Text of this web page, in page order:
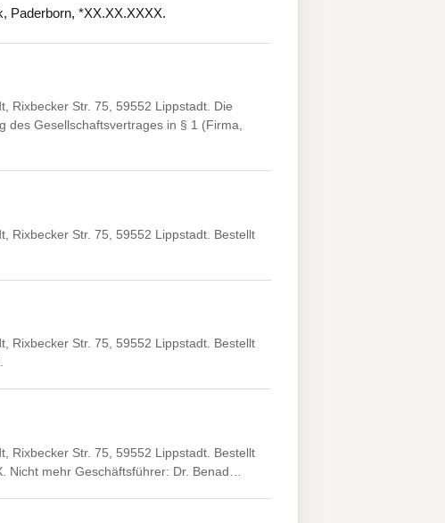
Paderborn, *XX.XX.XXXX.
Rixbecker Str. 75, 59552 Lippstadt. Die
Gesellschaftsvertrages in § 1 (Firma,
Rixbecker Str. 75, 59552 Lippstadt. Bestellt
Rixbecker Str. 75, 59552 Lippstadt. Bestellt
Rixbecker Str. 75, 59552 Lippstadt. Bestellt
Nicht mehr Geschäftsführer: Dr. Benad…